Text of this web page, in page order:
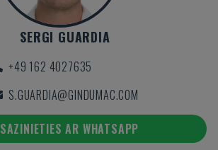
SERGI GUARDIA
+49 162 4027635
S.GUARDIA@GINDUMAC.COM
SAZINIETIES AR WHATSAPP